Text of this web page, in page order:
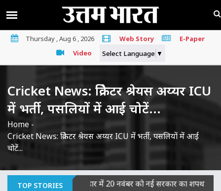
Thursday , Aug 6 , 2026 Web Story
E-Paper
Video
Select Language ▼
Cricket News: क्रिकेटर श्रेयस अय्यर ICU
में भर्ती, पसलियों में आई चोटें...
Home -
Cricket News: क्रिकेटर श्रेयस अय्यर ICU में भर्ती, पसलियों में आई
चोटें...
TOP STORIES
माना दोषी|बिहार में 20 नवंबर को नई सरकार का शपथ ग्रहण, JDU-